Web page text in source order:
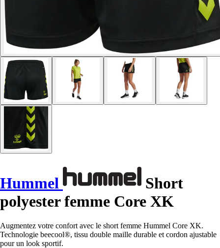
Hummel
Short
polyester femme Core XK
Augmentez votre confort avec le short femme Hummel Core XK.
Technologie beecool®, tissu double maille durable et cordon ajustable
pour un look sportif.